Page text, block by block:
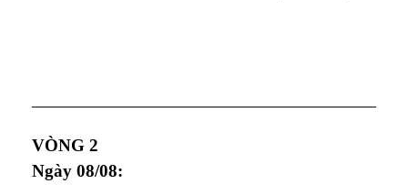
VÒNG 2
Ngày 08/08: